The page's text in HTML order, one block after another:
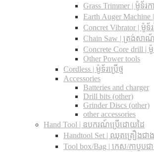
Grass Trimmer | ម៉ូទ័រក
Earth Auger
Concret Vibrator | ម៉ូទ័
Chain Saw | ត្រង់សាណ័
Concrete Core drill |
Other Power tools
Cordless​ | ម៉ូទ័រប្រើថ្ម
Accessories
Batteries and charger
Drill bits (other)
Grinder Discs (other)
other accessories
Hand Tool | ឧបករណ៍ប្រើដោយដៃ
Handtool Set | ឈុតគ្រឿងជាង
Tool box/Bag | កេស/កាបូបជ